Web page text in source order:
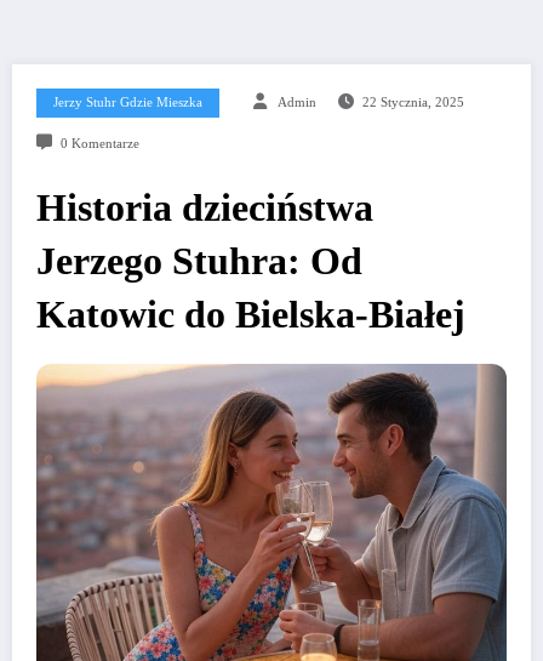
Jerzy Stuhr Gdzie Mieszka Admin 22 Stycznia, 2025
0 Komentarze
Historia dzieciństwa
Jerzego Stuhra: Od
Katowic do Bielska-Białej